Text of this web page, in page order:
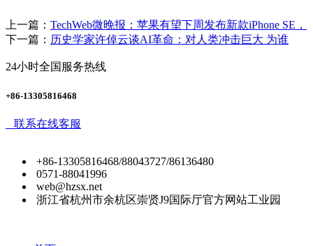
上一篇： TechWeb微晚报：苹果有望下周发布新款iPhone SE，
下一篇： 历史学家许倬云谈AI革命：对人类冲击巨大 为谁
24小时全国服务热线
+86-13305816468
联系在线客服
+86-13305816468/88043727/86136480
0571-88041996
web@hzsx.net
浙江省杭州市余杭区崇贤J9国际厅官方网站工业园